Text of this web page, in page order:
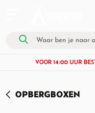
VOOR 14:00 UUR
OPBERGBOXEN